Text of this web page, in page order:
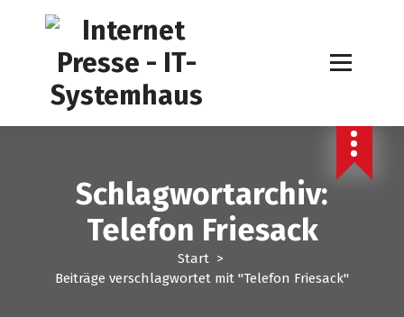
a
Schlagwortarchiv:
Telefon Friesack
Start>
Beiträge verschlagwortet mit "Telefon Friesack"